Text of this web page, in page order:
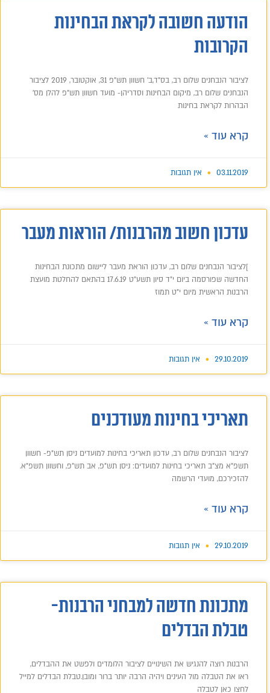
הודעה חשובה לקראת הבחינות
הקרובות
לציבור הנבחנים שלום רב, ‏בס"ד,ב' חשוון תש"פ 31, אוקטובר, 2019 לציבור
הנבחנים שלום רב, מיקום הבחינות וסדריהן- מועד חשוון תש"פ להלן מס'
הבהרות לקראת בחינות
קרא עוד »
03.11.2019 אין תגובות
עדכון חשוב מהרבנות/ הוראות מעבר
]לציבור הנבחנים שלום רב, עדכון הוראת מעבר ליישום מתכונת הבחינות
החדשה שפורסמה ביום י"ד סיון תשע"ט 17.6.19 בהתאם להחלטת מועצת
הרבנות הראשית מיום י"ט תמוז
קרא עוד »
29.10.2019 אין תגובות
תאריכי בחינות מעודכנים
לציבור הנבחנים שלום רב, עדכון תאריכי בחינות למועדים ניסן תש"פ- חשוון
תשפ"א מצ"ב תאריכי בחינות למועדים: ניסן תש"פ, אב תש"פ, וחשוון תשפ"א.
להזכירכם, מועדי הרשמה
קרא עוד »
29.10.2019 אין תגובות
מתכונת חדשה למבחני הרבנות-
טבלת הבדלים
הרבנות רוצה להנגיש את השינויים לציבור הלומדים ולפשט את ההבדלים,
ראו את הטבלה מול העינים ויהיה הרבה יותר ברור ומובן.טבלת הבדלים למייל
לחצו כאן לטבלה